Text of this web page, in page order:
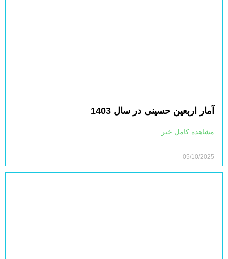
آمار اربعین حسینی در سال 1403
مشاهده کامل خبر
05/10/2025